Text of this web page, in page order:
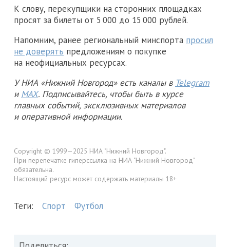
К слову, перекупщики на сторонних площадках
просят за билеты от 5 000 до 15 000 рублей.
Напомним, ранее региональный минспорта просил
не доверять предложениям о покупке
на неофициальных ресурсах.
У НИА «Нижний Новгород» есть каналы в Telegram
и MAX. Подписывайтесь, чтобы быть в курсе
главных событий, эксклюзивных материалов
и оперативной информации.
Copyright © 1999—2025 НИА "Нижний Новгород".
При перепечатке гиперссылка на НИА "Нижний Новгород"
обязательна.
Настоящий ресурс может содержать материалы 18+
Теги: Спорт Футбол